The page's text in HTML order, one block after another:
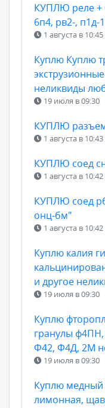
КУПЛЮ реле +
6п4, рв2-, п1д-
1 августа в 10:45
Куплю Куплю
неликвиды
19 июля в 09:30
КУПЛЮ
1 августа в 10:43
КУПЛЮ соед
1 августа в 10:42
КУПЛЮ соед
онц-бм"
1 августа в 10:42
Куплю калия
и другое
19 июля в 09:30
Куплю
гранулы
Ф42, Ф4Д, 2М
19 июля в 09:30
Куплю медный
лимонная,